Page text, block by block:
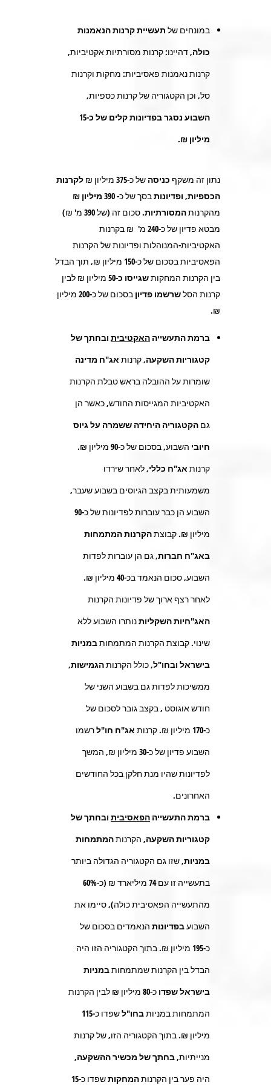
במונחים של תעשיית קרנות הנאמנות
כולה, דהיינו: קרנות מסורתיות אקטיביות,
קרנות נאמנות פאסיביות: מחקות וקרנות
סל, וכן הקטגוריה של קרנות כספיות,
השבוע נסגר בפדיונות קלים של כ-15
מיליון ₪.
נתון זה משקף כניסה של כ-375 מיליון ₪ לקרנות
הכספיות, ופדיונותבסך של כ-
מהקרנותהמסורתיות.
סכום זה (של 390 מ' ₪)
מבטא פדיון של כ-240 מ' ₪ בקרנות
האקטיביות-המנוהלות ופדיונות של הקרנות
הפאסיביות בסכום של כ-150 מיליון ₪, תוך הבדל
בין הקרנות המחקותשגייסו כ-50
מיליון ₪ לבין
קרנות הסלשרשמו פדיון בסכום של כ-200 מיליון
₪.
ברמת התעשייה האקטיבית ובחתך של
קטגוריות השקעה, קרנות אג"ח מדינה
שומרות על ההובלה בראש טבלת הקרנות
האקטיביות המגייסות החודש, כאשר הן
גם הקטגוריה היחידה ששמרה על גיוס
חיובי השבוע, בסכום של כ-90 מיליון ₪.
קרנות אג"ח כללי, לאחר שירדו
משמעותית בקצב הגיוסים בשבוע שעבר,
השבוע הן כבר עוברות לפדיונות של כ-90
מיליון ₪. קבוצתהקרנות המתמחות
באג"ח חברות, גם הן עוברות לפדות
השבוע, סכום הנאמד בכ-40 מיליון ₪.
לאחר רצף ארוך של פדיונות הקרנות
האג"חיות השקליותנותרו השבוע ללא
שינוי. קבוצת הקרנות המתמחותבמניות
בישראל ובחו"ל, כולל הקרנותהגמישות,
ממשיכות לפדות גם בשבוע השני של
חודש אוגוסט , בקצב גובר לסכום של
כ-170 מיליון ₪. קרנות אג"ח חו"לרשמו
השבוע פדיון של כ-30 מיליון ₪, המשך
לפדיונות שהיו מנת חלקן בכל החודשים
האחרונים.
ברמת התעשייה הפאסיבית ובחתך של
קטגוריות השקעה, הקרנותהמתמחות
במניות, שזו גם הקטגוריה הגדולה ביותר
בתעשייה זו עם 74 מיליארד ₪ (כ-60%
מהתעשייה הפאסיבית כולה), סיימו את
השבועבפדיונות הנאמדים בסכום של
כ-195 מיליון ₪. בתוך הקטגוריה הזו היה
הבדל בין הקרנות שמתמחותבמניות
בישראל שפדו כ-80 מיליון ₪ לבין הקרנות
המתמחות במניותבחו"לשפדו כ-115
מיליון ₪. בתוך הקטגוריה הזו, של קרנות
מנייתיות, בחתך של מכשיר ההשקעה,
היה פער בין הקרנותהמחקותשפדו כ-15